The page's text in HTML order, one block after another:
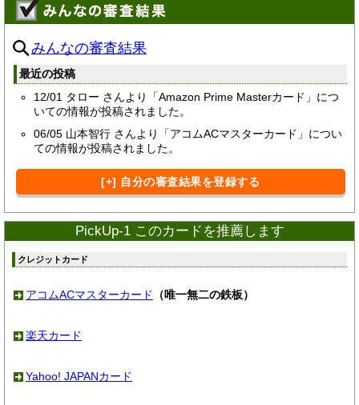
みんなの審査結果
最近の投稿
12/01 タロー さんより「Amazon Prime Masterカード」につ
いての情報が投稿されました。
06/05 山本智行 さんより「アコムACマスターカード」につい
ての情報が投稿されました。
[+] 自分の審査結果を登録する
PickUp-1 このカードを推薦します
クレジットカード
アコムACマスターカード （唯一無二の鉄板）
楽天カード
Yahoo! JAPANカード